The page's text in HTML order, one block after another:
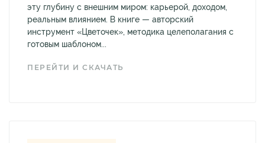
эту глубину с внешним миром: карьерой, доходом,
реальным влиянием. В книге — авторский
инструмент «Цветочек», методика целеполагания с
готовым шаблоном...
ПЕРЕЙТИ И СКАЧАТЬ